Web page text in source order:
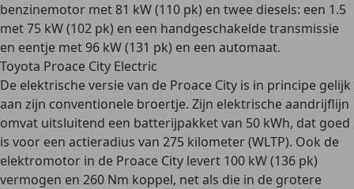
benzinemotor met 81 kW (110 pk) en twee diesels: een 1.5
met 75 kW (102 pk) en een handgeschakelde transmissie
en eentje met 96 kW (131 pk) en een automaat.
Toyota Proace City Electric
De elektrische versievan de Proace City is in principe gelijk
aan zijn conventionele broertje. Zijn elektrische aandrijflijn
omvat uitsluitend een batterijpakket van 50 kWh, dat goed
is voor een actieradius van 275 kilometer (WLTP). Ook de
elektromotor in de Proace City levert 100 kW (136 pk)
vermogen en 260 Nm koppel, net als die in de grotere